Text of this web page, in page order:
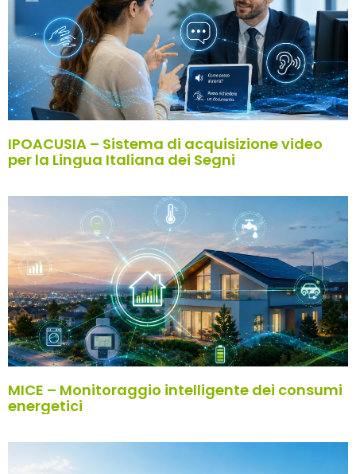
IPOACUSIA – Sistema di acquisizione video
per la Lingua Italiana dei Segni
MICE – Monitoraggio intelligente dei consumi
energetici